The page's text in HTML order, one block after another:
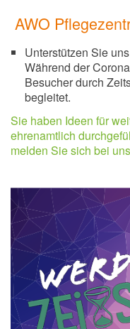
AWO
Unterstützen Sie
Während der
Besucher durch
begleitet.
Sie haben Ideen für
ehrenamtlich
melden Sie sich bei